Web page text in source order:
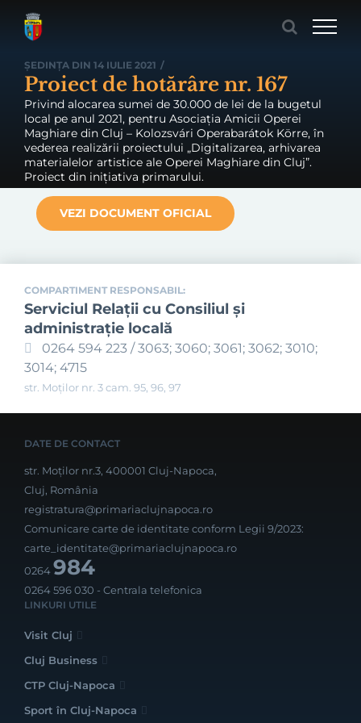
ȘEDINȚA DIN 14 IULIE 2021 /
Proiect de hotărâre nr. 167
Privind alocarea sumei de 30.000 de lei de la bugetul
local pe anul 2021, pentru Asociația Amicii Operei
Maghiare din Cluj – Kolozsvári Operabarátok Körre, în
vederea realizării proiectului „Digitalizarea, arhivarea
materialelor artistice ale Operei Maghiare din Cluj”.
Proiect din inițiativa primarului.
VEZI DOCUMENT OFICIAL
COMPARTIMENT RESPONSABIL:
Serviciul Relaţii cu Consiliul şi
administraţie locală
0264 594 223 / 3063; 3060; 3061; 3062; 3010;
3014; 4715
str. Moților nr. 3 cam. 95, 96, 97
DATE DE CONTACT
str. Moților nr.3, 400001 Cluj-Napoca,
Cluj, România
registratura@primariaclujnapoca.ro
Comunicare carte de identitate conform Legii 9/2023:
carte_identitate@primariaclujnapoca.ro
0264984
0264 596 030 - Centrala telefonica
LINKURI UTILE
Visit Cluj
Cluj Business
CTP Cluj-Napoca
Sport în Cluj-Napoca